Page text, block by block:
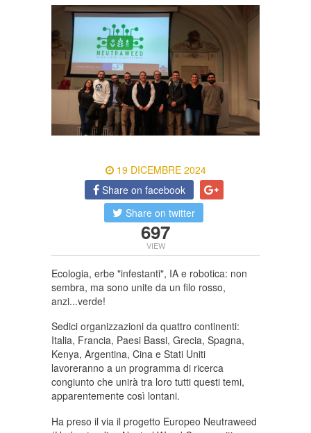
19 DICEMBRE 2024
Share on facebook
Share on twitter
697
VIEW
Ecologia, erbe "infestanti", IA e robotica: non
sembra, ma sono unite da un filo rosso,
anzi...verde!
Sedici organizzazioni da quattro continenti:
Italia, Francia, Paesi Bassi, Grecia, Spagna,
Kenya, Argentina, Cina e Stati Uniti
lavoreranno a un programma di ricerca
congiunto che unirà tra loro tutti questi temi,
apparentemente così lontani.
Ha preso il via il progetto Europeo Neutraweed